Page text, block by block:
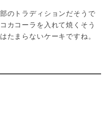
のトラディションだそうで
カコーラを入れて焼くそう
たまらないケーキですね。